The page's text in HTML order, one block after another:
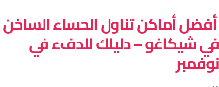
أماكن تناول الحساء الساخن
شيكاغو – دليلك للدفء في